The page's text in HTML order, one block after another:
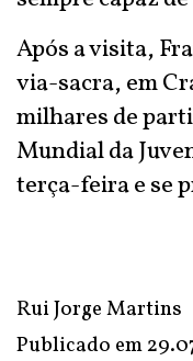
Após a visita,
via-sacra, em
milhares de
Mundial da
terça-feira e se
Rui Jorge Martins
Publicado em